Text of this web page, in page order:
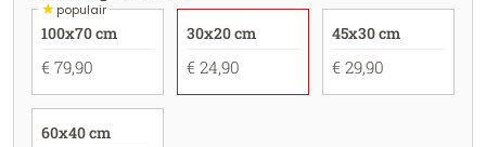
★populair
100x70 cm
€ 79,90
30x20 cm
€ 24,90
45x30 cm
€ 29,90
60x40 cm